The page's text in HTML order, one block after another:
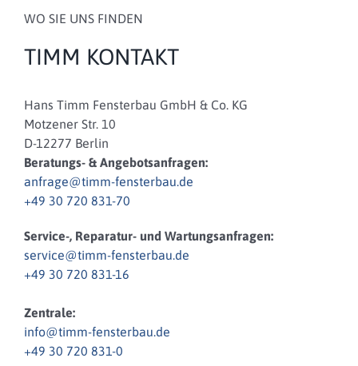
WO SIE UNS FINDEN
TIMM KONTAKT
Hans Timm Fensterbau GmbH & Co. KG
Motzener Str. 10
D-12277 Berlin
Beratungs- & Angebotsanfragen:
anfrage@timm-fensterbau.de
+49 30 720 831-70
Service-, Reparatur- und Wartungsanfragen:
service@timm-fensterbau.de
+49 30 720 831-16
Zentrale:
info@timm-fensterbau.de
+49 30 720 831-0